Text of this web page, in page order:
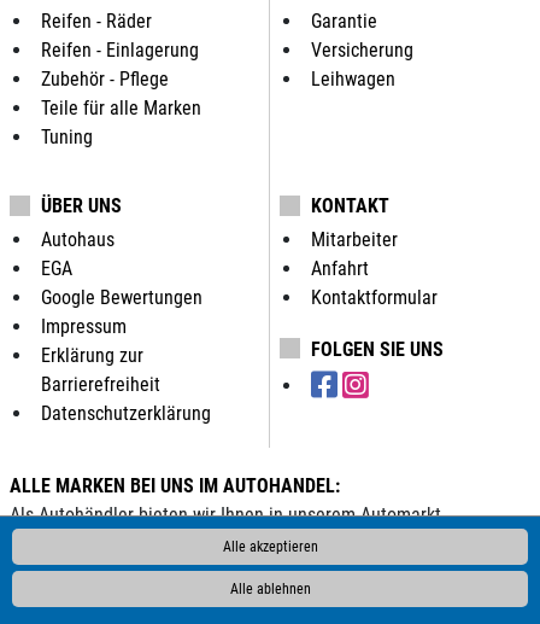
Alle akzeptieren
Alle ablehnen
Reifen - Räder
Reifen - Einlagerung
Zubehör - Pflege
Teile für alle Marken
Tuning
Garantie
Versicherung
Leihwagen
ÜBER UNS
Autohaus
EGA
Google Bewertungen
Impressum
Erklärung zur
Barrierefreiheit
Datenschutzerklärung
KONTAKT
Mitarbeiter
Anfahrt
Kontaktformular
FOLGEN SIE UNS
ALLE MARKEN BEI UNS IM AUTOHANDEL:
Als Autohändler bieten wir Ihnen in unserem Automarkt
Gebrauchtwagen, Jahreswagen und Neuwagen folgender
Automarken an: